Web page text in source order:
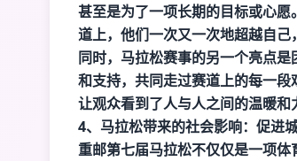
甚至是为了一项长期的目标或心
道上，他们一次又一次地超越自己
同时，马拉松赛事的另一个亮点
和支持，共同走过赛道上的每一
让观众看到了人与人之间的温暖和
4、马拉松带来的社会影响：促进
重邮第七届马拉松不仅仅是一项